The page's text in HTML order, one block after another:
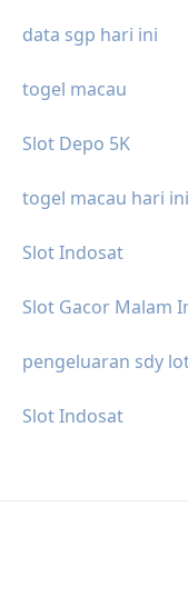
data sgp hari ini
togel macau
Slot Depo 5K
togel macau hari ini
Slot Indosat
Slot Gacor Malam
pengeluaran sdy
Slot Indosat